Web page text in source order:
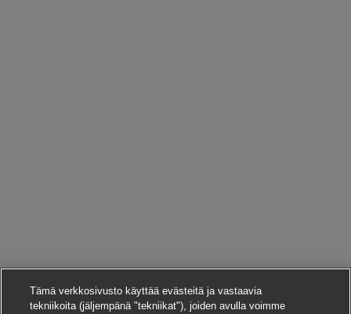
Tämä verkkosivusto käyttää evästeitä ja vastaavia
tekniikoita (jäljempänä "tekniikat"), joiden avulla voimme